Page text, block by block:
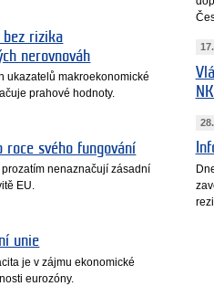
bez rizika
nerovnováh
ukazatelů makroekonomické
prahové hodnoty.
roce svého fungování
nenaznačují zásadní
EU.
unie
je v zájmu ekonomické
eurozóny.